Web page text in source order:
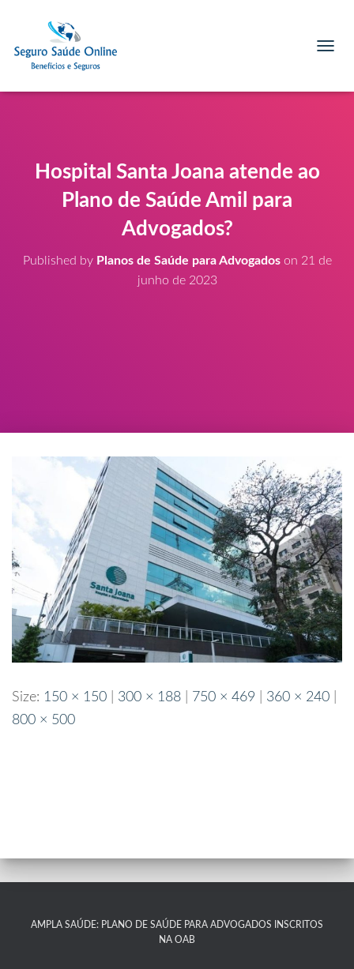
O
Hospital Santa Joana atende ao
Plano de Saúde Amil para
Advogados?
Published by Planos de Saúde para Advogadoson 21 de
junho de 2023
Size: 150 × 150 300 × 188 750 × 469 360 × 240
800 × 500
AMPLA SAÚDE: PLANO DE SAÚDE PARA ADVOGADOS INSCRITOS
NA OAB